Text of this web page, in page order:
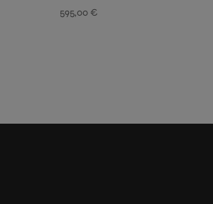
595,00 €